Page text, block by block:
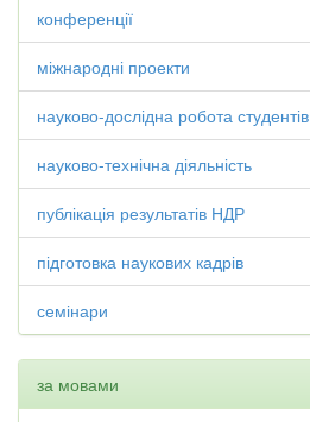
конференції
міжнародні проекти
науково-дослідна робота студентів
науково-технічна діяльність
публікація результатів НДР
підготовка наукових кадрів
семінари
за мовами